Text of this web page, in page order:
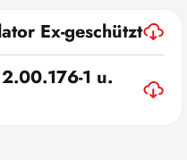
Ex-geschützt
1 u.